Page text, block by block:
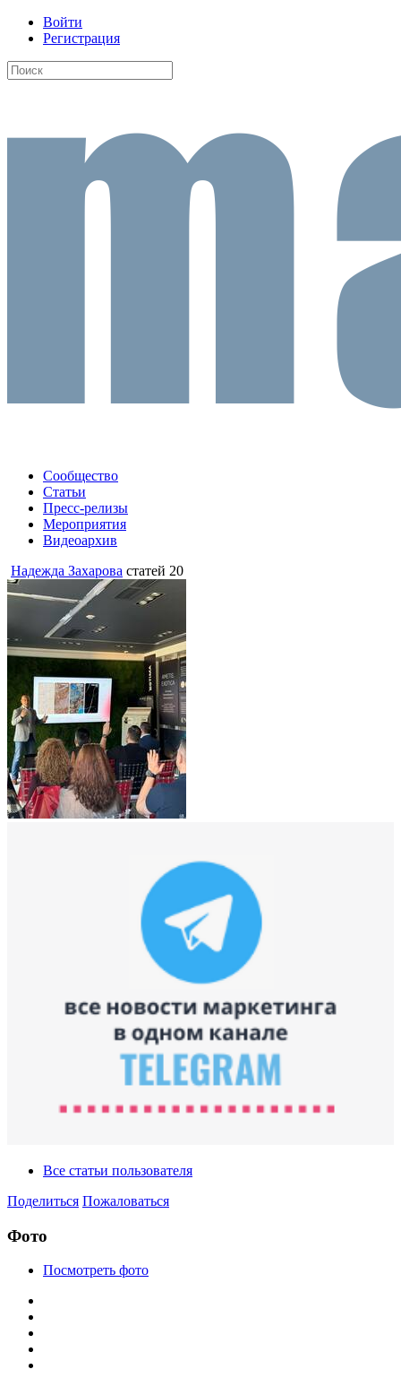
Войти
Регистрация
Сообщество
Статьи
Пресс-релизы
Мероприятия
Видеоархив
Надежда Захарова статей 20
Все статьи пользователя
Поделиться Пожаловаться
Фото
Посмотреть фото